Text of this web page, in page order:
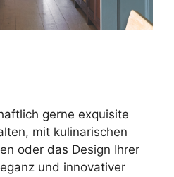
gerne exquisite
mit kulinarischen
oder das Design Ihrer
und innovativer